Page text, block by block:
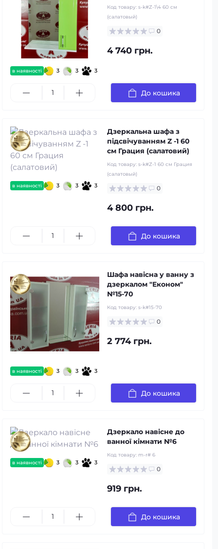
в наявності 3 3 3
Код товару: s-k#Z-1\4 60 см
(салатовый)
0
4 740 грн.
До кошика
в наявності 3 3 3
Дзеркальна шафа з
підсвічуванням Z -1 60
см Грация (салатовий)
Код товару: s-k#Z-1 60 см Грация
(салатовый)
0
4 800 грн.
До кошика
в наявності 3 3 3
Шафа навісна у ванну з
дзеркалом "Економ"
№15-70
Код товару: s-k#15-70
0
2 774 грн.
До кошика
в наявності 3 3 3
Дзеркало навісне до
ванної кімнати №6
Код товару: m-r# 6
0
919 грн.
До кошика